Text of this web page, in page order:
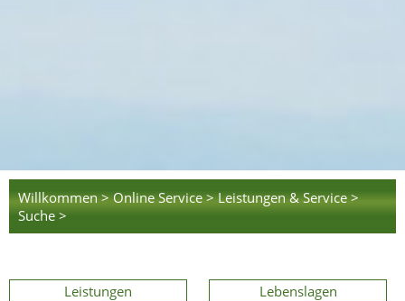
Willkommen > Online Service > Leistungen & Service >
Suche >
Leistungen
Lebenslagen